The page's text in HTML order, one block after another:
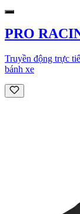
PRO
Truyền động trực
bánh xe